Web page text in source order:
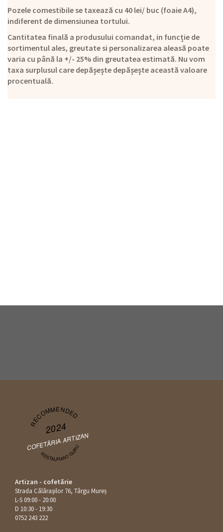
Pozele comestibile se taxează cu 40 lei/ buc (foaie A4),
indiferent de dimensiunea tortului.
Cantitatea finală a produsului comandat, in funcție de
sortimentul ales, greutate si personalizarea aleasă poate
varia cu până la +/- 25% din greutatea estimată. Nu vom
taxa surplusul care depășește depășește această valoare
procentuală.
RECOMMENDED
2024
COFETĂRIA ARTIZAN
RESTAURANT GURU
Artizan - cofetărie
Strada Călăraşilor 76, Târgu Mureș
L-S 09:00 - 20:00
D 10:30 - 19:30
0752 243 222